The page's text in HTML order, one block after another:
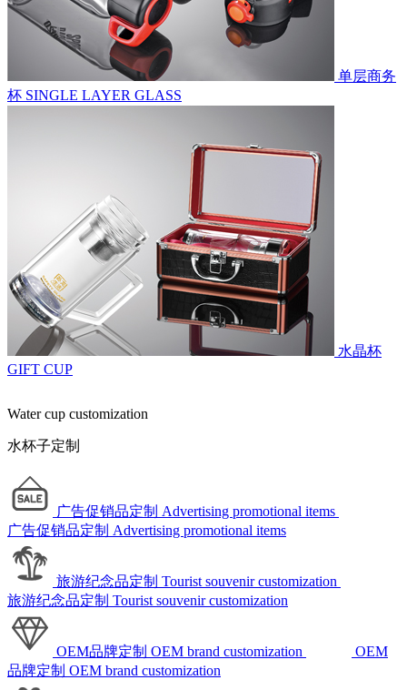
单层商务
杯 SINGLE LAYER GLASS
水晶杯
GIFT CUP
Water cup customization
水杯子定制
广告促销品定制 Advertising promotional items
广告促销品定制 Advertising promotional items
旅游纪念品定制 Tourist souvenir customization
旅游纪念品定制 Tourist souvenir customization
OEM品牌定制 OEM brand customization
OEM
品牌定制 OEM brand customization